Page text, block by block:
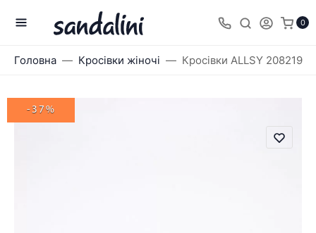
0
Головна Кросівки жіночі Кросівки ALLSY 208219
-37%